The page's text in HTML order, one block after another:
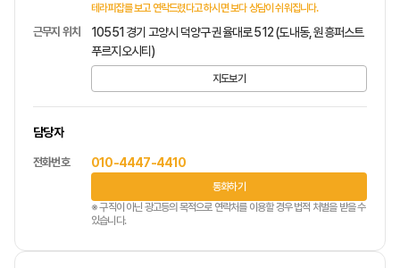
테라피잡를 보고 연락드렸다고 하시면 보다 상담이 쉬워집니다.
근무지 위치
10551 경기 고양시 덕양구 권율대로 512 (도내동, 원흥퍼스트
푸르지오시티)
지도보기
담당자
전화번호 010-4447-4410
통화하기
※ 구직이 아닌 광고등의 목적으로 연락처를 이용할 경우 법적 처벌을 받을 수
있습니다.